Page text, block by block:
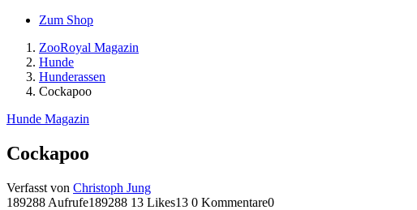
Zum Shop
ZooRoyal Magazin
Hunde
Hunderassen
Cockapoo
Hunde Magazin
Cockapoo
Verfasst von Christoph Jung
189288 Aufrufe189288 13 Likes13 0 Kommentare0